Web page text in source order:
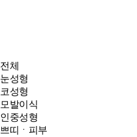
전체
눈성형
코성형
모발이식
인중성형
쁘띠ㆍ피부